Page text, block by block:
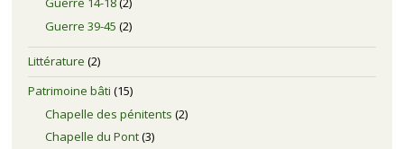
Guerre 39-45 (2)
Littérature (2)
Patrimoine bâti (15)
Chapelle des pénitents (2)
Chapelle du Pont(3)